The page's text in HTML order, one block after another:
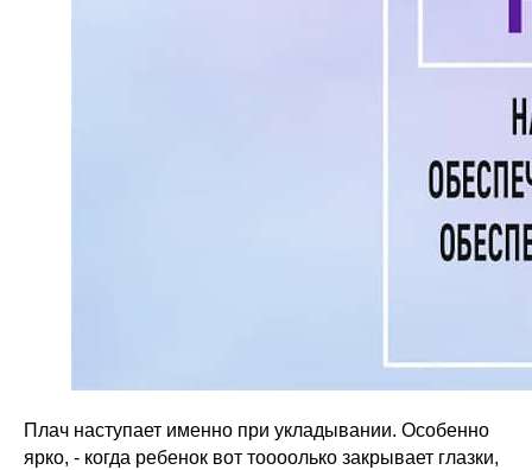
Плач наступает именно при укладывании. Особенно
ярко, - когда ребенок вот тоооолько закрывает глазки,